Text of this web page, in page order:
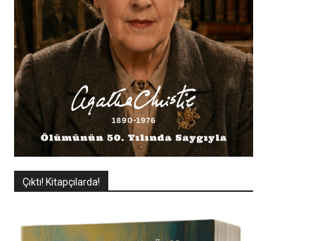
Çıktı! Kitapçılarda!